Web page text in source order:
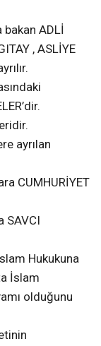
bakan ADLİ
, ASLİYE
ayrılan
CUMHURİYET
SAVCI
Hukukuna
İslam
olduğunu